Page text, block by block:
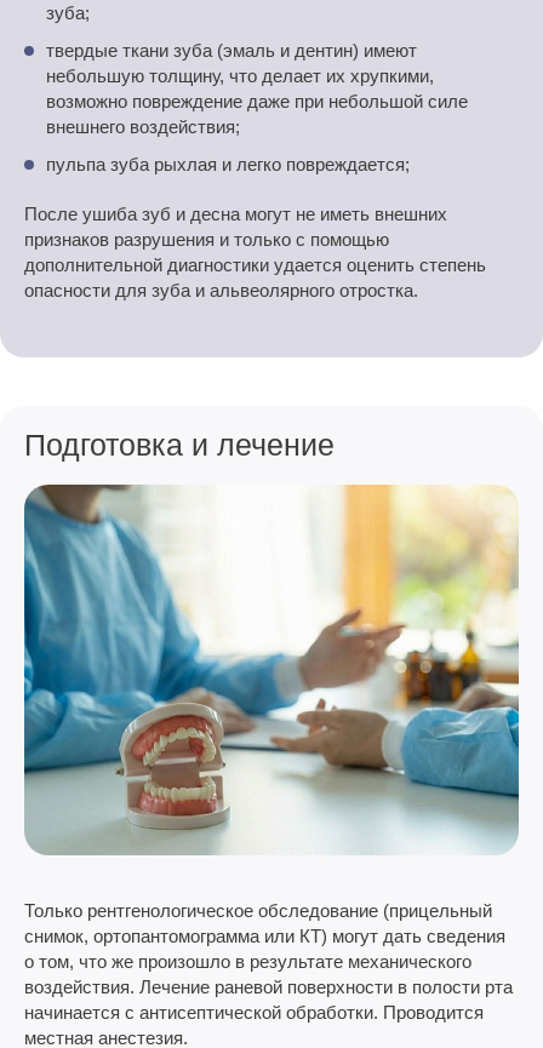
зуба;
твердые ткани зуба (эмаль и дентин) имеют
небольшую толщину, что делает их хрупкими,
возможно повреждение даже при небольшой силе
внешнего воздействия;
пульпа зуба рыхлая и легко повреждается;
После ушиба зуб и десна могут не иметь внешних
признаков разрушения и только с помощью
дополнительной диагностики удается оценить степень
опасности для зуба и альвеолярного отростка.
Подготовка и лечение
Только рентгенологическое обследование (прицельный
снимок, ортопантомограмма или КТ) могут дать сведения
о том, что же произошло в результате механического
воздействия. Лечение раневой поверхности в полости рта
начинается с антисептической обработки. Проводится
местная анестезия.